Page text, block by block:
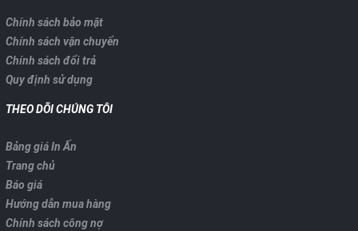
Chính sách bảo mật
Chính sách vận chuyển
Chính sách đổi trả
Quy định sử dụng
THEO DÕI CHÚNG TÔI
Bảng giá In Ấn
Trang chủ
Báo giá
Hướng dẫn mua hàng
Chính sách công nợ